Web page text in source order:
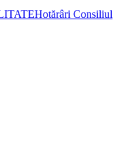
Hotărâri Consiliul